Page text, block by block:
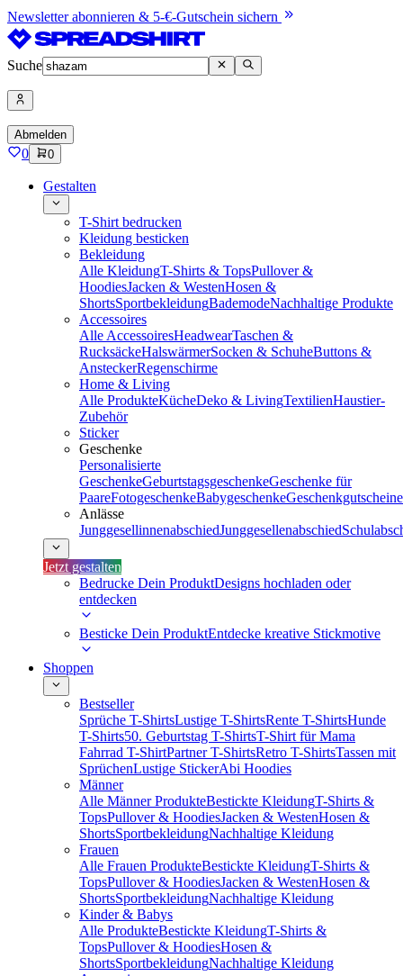
Newsletter abonnieren & 5-€-Gutschein sichern
Suche
Abmelden
0 0
Gestalten
T-Shirt bedrucken
Kleidung besticken
Bekleidung
Alle KleidungT-Shirts & TopsPullover &
HoodiesJacken & WestenHosen &
ShortsSportbekleidungBademodeNachhaltige Produkte
Accessoires
Alle AccessoiresHeadwearTaschen &
RucksäckeHalswärmerSocken & SchuheButtons &
AnsteckerRegenschirme
Home & Living
Alle ProdukteKücheDeko & LivingTextilienHaustier-
Zubehör
Sticker
Geschenke
Personalisierte
GeschenkeGeburtstagsgeschenkeGeschenke für
PaareFotogeschenkeBabygeschenkeGeschenkgutscheine
Anlässe
JunggesellinnenabschiedJunggesellenabschied
Jetzt gestalten
Bedrucke Dein ProduktDesigns hochladen oder
entdecken
Besticke Dein ProduktEntdecke kreative Stickmotive
Shoppen
Bestseller
Sprüche T-ShirtsLustige T-ShirtsRente T-ShirtsHunde
T-Shirts50. Geburtstag T-ShirtsT-Shirt für Mama
Fahrrad T-ShirtPartner T-ShirtsRetro T-ShirtsTassen mit
SprüchenLustige StickerAbi Hoodies
Männer
Alle Männer ProdukteBestickte KleidungT-Shirts &
TopsPullover & HoodiesJacken & WestenHosen &
ShortsSportbekleidungNachhaltige Kleidung
Frauen
Alle Frauen ProdukteBestickte KleidungT-Shirts &
TopsPullover & HoodiesJacken & WestenHosen &
ShortsSportbekleidungNachhaltige Kleidung
Kinder & Babys
Alle ProdukteBestickte KleidungT-Shirts &
TopsPullover & HoodiesHosen &
ShortsSportbekleidungNachhaltige Kleidung